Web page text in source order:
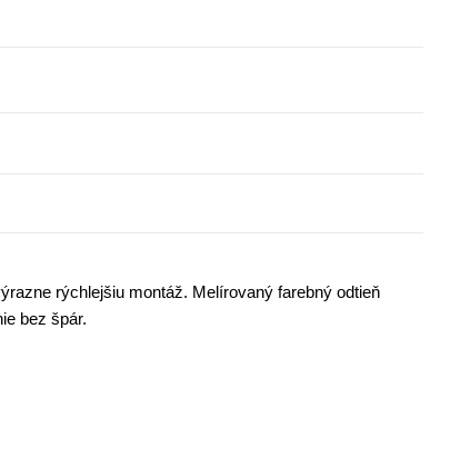
rýchlejšiu montáž. Melírovaný farebný odtieň
bez špár.